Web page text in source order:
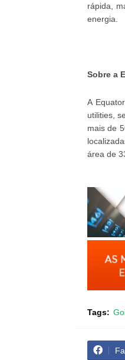
rápida,
energia.
Sobre a
A
utilities,
mais de
área de
Tags: